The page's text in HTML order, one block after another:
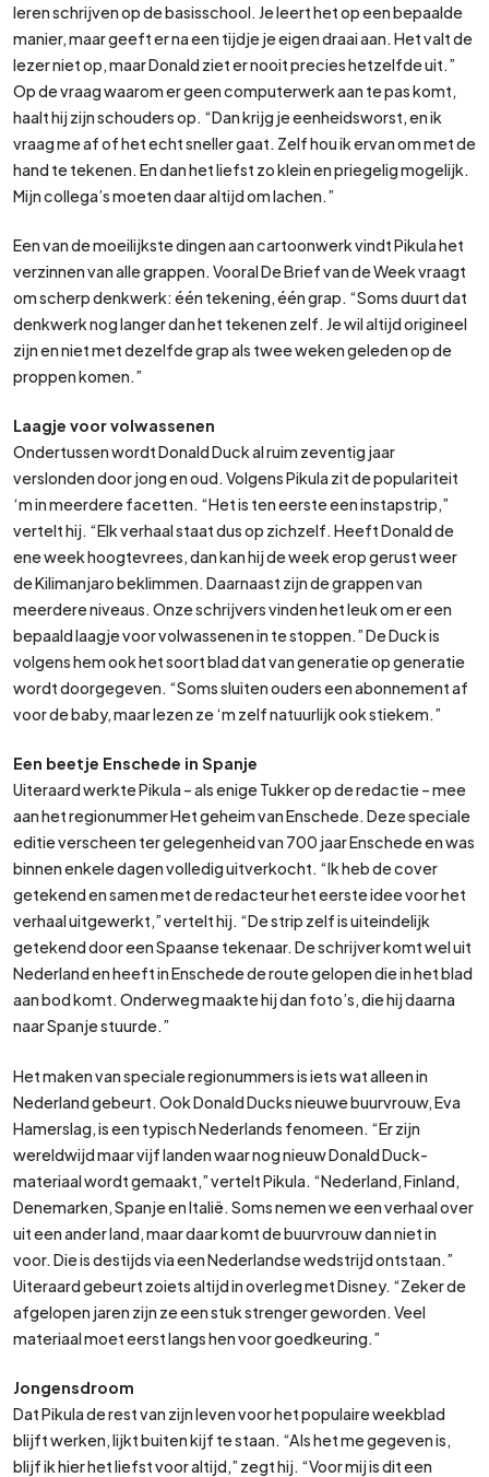
leren schrijven op de basisschool. Je leert het op een bepaalde
manier, maar geeft er na een tijdje je eigen draai aan. Het valt de
lezer niet op, maar Donald ziet er nooit precies hetzelfde uit.”
Op de vraag waarom er geen computerwerk aan te pas komt,
haalt hij zijn schouders op. “Dan krijg je eenheidsworst, en ik
vraag me af of het echt sneller gaat. Zelf hou ik ervan om met de
hand te tekenen. En dan het liefst zo klein en priegelig mogelijk.
Mijn collega’s moeten daar altijd om lachen.”
Een van de moeilijkste dingen aan cartoonwerk vindt Pikula het
verzinnen van alle grappen. Vooral De Brief van de Week vraagt
om scherp denkwerk: één tekening, één grap. “Soms duurt dat
denkwerk nog langer dan het tekenen zelf. Je wil altijd origineel
zijn en niet met dezelfde grap als twee weken geleden op de
proppen komen.”
Laagje voor volwassenen
Ondertussen wordt Donald Duck al ruim zeventig jaar
verslonden door jong en oud. Volgens Pikula zit de populariteit
‘m in meerdere facetten. “Het is ten eerste een instapstrip,”
vertelt hij. “Elk verhaal staat dus op zichzelf. Heeft Donald de
ene week hoogtevrees, dan kan hij de week erop gerust weer
de Kilimanjaro beklimmen. Daarnaast zijn de grappen van
meerdere niveaus. Onze schrijvers vinden het leuk om er een
bepaald laagje voor volwassenen in te stoppen.” De Duck is
volgens hem ook het soort blad dat van generatie op generatie
wordt doorgegeven. “Soms sluiten ouders een abonnement af
voor de baby, maar lezen ze ‘m zelf natuurlijk ook stiekem.”
Een beetje Enschede in Spanje
Uiteraard werkte Pikula – als enige Tukker op de redactie – mee
aan het regionummer Het geheim van Enschede. Deze speciale
editie verscheen ter gelegenheid van 700 jaar Enschede en was
binnen enkele dagen volledig uitverkocht. “Ik heb de cover
getekend en samen met de redacteur het eerste idee voor het
verhaal uitgewerkt,” vertelt hij. “De strip zelf is uiteindelijk
getekend door een Spaanse tekenaar. De schrijver komt wel uit
Nederland en heeft in Enschede de route gelopen die in het blad
aan bod komt. Onderweg maakte hij dan foto’s, die hij daarna
naar Spanje stuurde.”
Het maken van speciale regionummers is iets wat alleen in
Nederland gebeurt. Ook Donald Ducks nieuwe buurvrouw, Eva
Hamerslag, is een typisch Nederlands fenomeen. “Er zijn
wereldwijd maar vijf landen waar nog nieuw Donald Duck-
materiaal wordt gemaakt,” vertelt Pikula. “Nederland, Finland,
Denemarken, Spanje en Italië. Soms nemen we een verhaal over
uit een ander land, maar daar komt de buurvrouw dan niet in
voor. Die is destijds via een Nederlandse wedstrijd ontstaan.”
Uiteraard gebeurt zoiets altijd in overleg met Disney. “Zeker de
afgelopen jaren zijn ze een stuk strenger geworden. Veel
materiaal moet eerst langs hen voor goedkeuring.”
Jongensdroom
Dat Pikula de rest van zijn leven voor het populaire weekblad
blijft werken, lijkt buiten kijf te staan. “Als het me gegeven is,
blijf ik hier het liefst voor altijd,” zegt hij. “Voor mij is dit een